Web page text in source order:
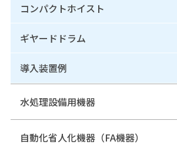
コンパクトホイスト
ギヤードドラム
導入装置例
水処理設備用機器
自動化省人化機器（FA機器）